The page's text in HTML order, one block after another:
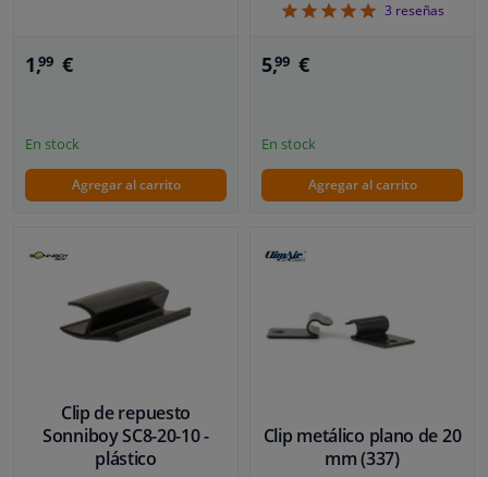
1,99 €
En stock
Agregar al carrito
53 reseñas
5,99 €
En stock
Agregar al carrito
Clip de repuesto
Sonniboy SC8-20-10 -
plástico
Clip metálico plano de 20
mm (337)